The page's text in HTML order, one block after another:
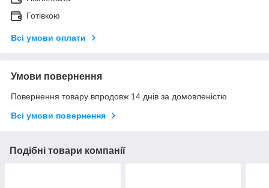
Готівкою
Всі умови оплати
Умови повернення
Повернення товару впродовж 14 днів за домовленістю
Всі умови повернення
Подібні товари компанії